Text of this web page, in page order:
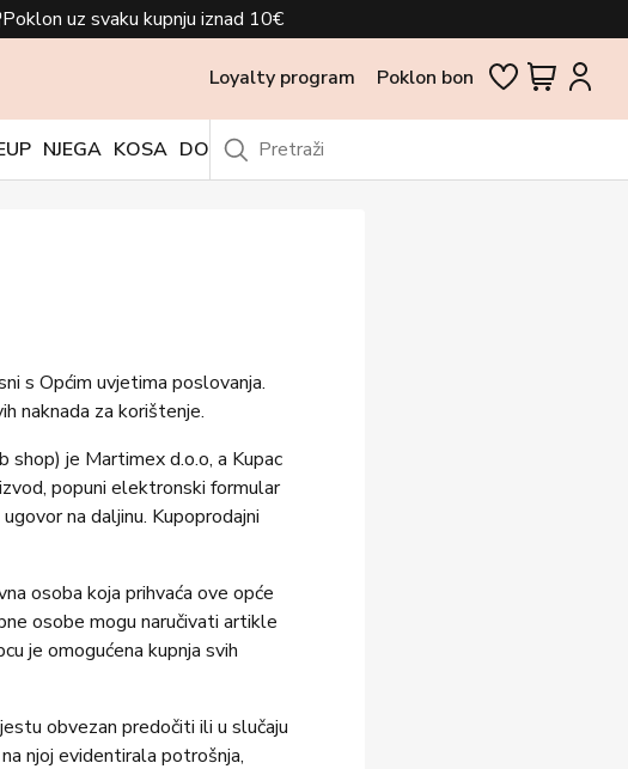
Poklon uz svaku kupnju iznad 10€
Loyalty program Poklon bon
NJEGA KOSA DODACI OUTLET
s Općim uvjetima poslovanja.
naknada za korištenje.
je Martimex d.o.o, a Kupac
popuni elektronski formular
na daljinu. Kupoprodajni
osoba koja prihvaća ove opće
osobe mogu naručivati artikle
je omogućena kupnja svih
obvezan predočiti ili u slučaju
njoj evidentirala potrošnja,